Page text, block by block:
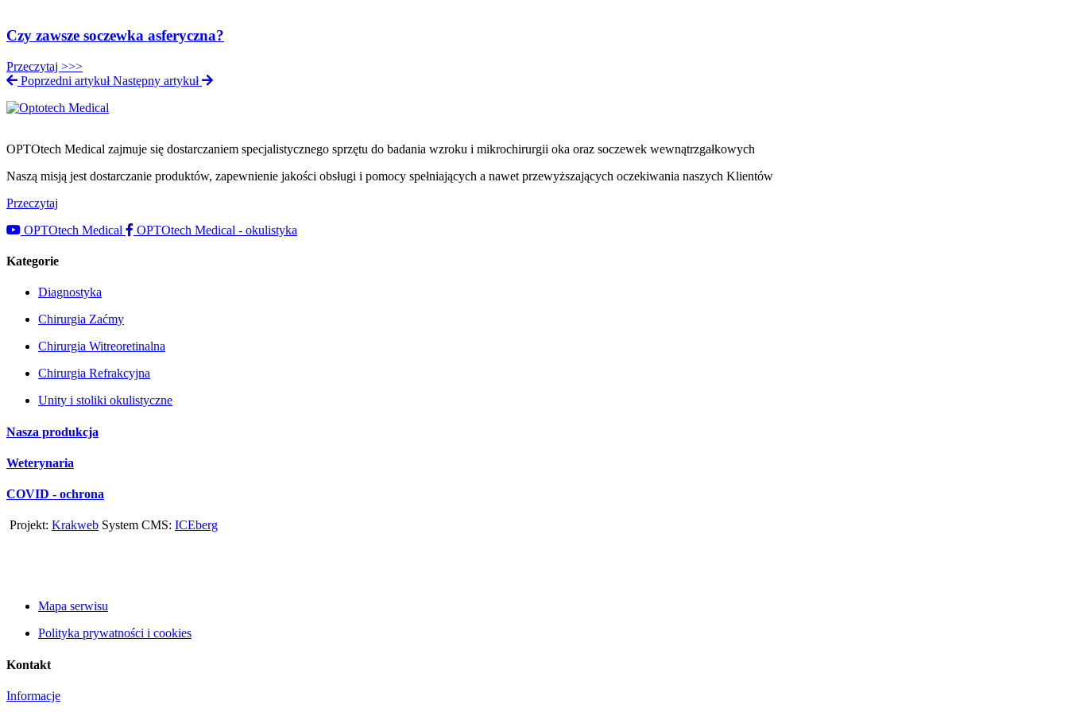
Czy zawsze soczewka asferyczna?
Przeczytaj >>>
Poprzedni artykułNastępny artykuł
OPTOtech Medical zajmuje się dostarczaniem specjalistycznego sprzętu do badania wzroku i mikrochirurgii oka oraz soczewek wewnątrzgałkowych
Naszą misją jest dostarczanie produktów, zapewnienie jakości obsługi i pomocy spełniających a nawet przewyższających oczekiwania naszych Klientów
Przeczytaj
OPTOtech Medical
OPTOtech Medical - okulistyka
Kategorie
Diagnostyka
Chirurgia Zaćmy
Chirurgia Witreoretinalna
Chirurgia Refrakcyjna
Unity i stoliki okulistyczne
Nasza produkcja
Weterynaria
COVID - ochrona
Projekt: Krakweb System CMS: ICEberg
Mapa serwisu
Polityka prywatności i cookies
Kontakt
Informacje